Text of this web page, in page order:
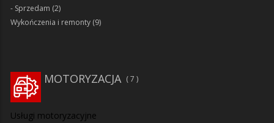
Sprzedam (2)
Wykończenia i remonty (9)
MOTORYZACJA 7
Usługi motoryzacyjne